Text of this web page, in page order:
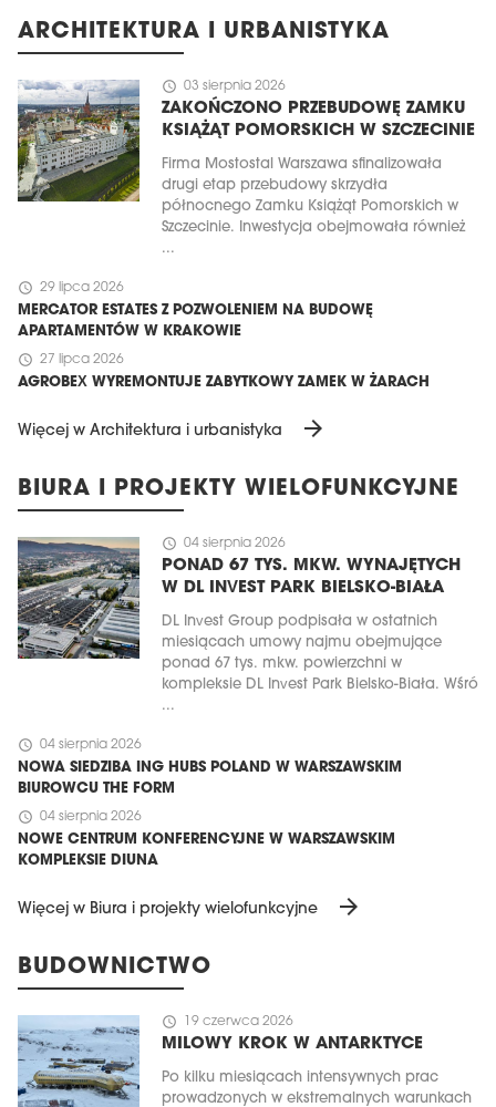
ARCHITEKTURA I URBANISTYKA
schedule 03 sierpnia 2026
ZAKOŃCZONO PRZEBUDOWĘ ZAMKU
KSIĄŻĄT POMORSKICH W SZCZECINIE
Firma Mostostal Warszawa sfinalizowała
drugi etap przebudowy skrzydła
północnego Zamku Książąt Pomorskich w
Szczecinie. Inwestycja obejmowała również
...
schedule 29 lipca 2026
MERCATOR ESTATES Z POZWOLENIEM NA BUDOWĘ
APARTAMENTÓW W KRAKOWIE
schedule 27 lipca 2026
AGROBEX WYREMONTUJE ZABYTKOWY ZAMEK W ŻARACH
Więcej w Architektura i urbanistyka arrow_forward
BIURA I PROJEKTY WIELOFUNKCYJNE
schedule 04 sierpnia 2026
PONAD 67 TYS. MKW. WYNAJĘTYCH
W DL INVEST PARK BIELSKO-BIAŁA
DL Invest Group podpisała w ostatnich
miesiącach umowy najmu obejmujące
ponad 67 tys. mkw. powierzchni w
kompleksie DL Invest Park Bielsko-Biała. Wśró
...
schedule 04 sierpnia 2026
NOWA SIEDZIBA ING HUBS POLAND W WARSZAWSKIM
BIUROWCU THE FORM
schedule 04 sierpnia 2026
NOWE CENTRUM KONFERENCYJNE W WARSZAWSKIM
KOMPLEKSIE DIUNA
Więcej w Biura i projekty wielofunkcyjne arrow_forward
BUDOWNICTWO
schedule 19 czerwca 2026
MILOWY KROK W ANTARKTYCE
Po kilku miesiącach intensywnych prac
prowadzonych w ekstremalnych warunkach